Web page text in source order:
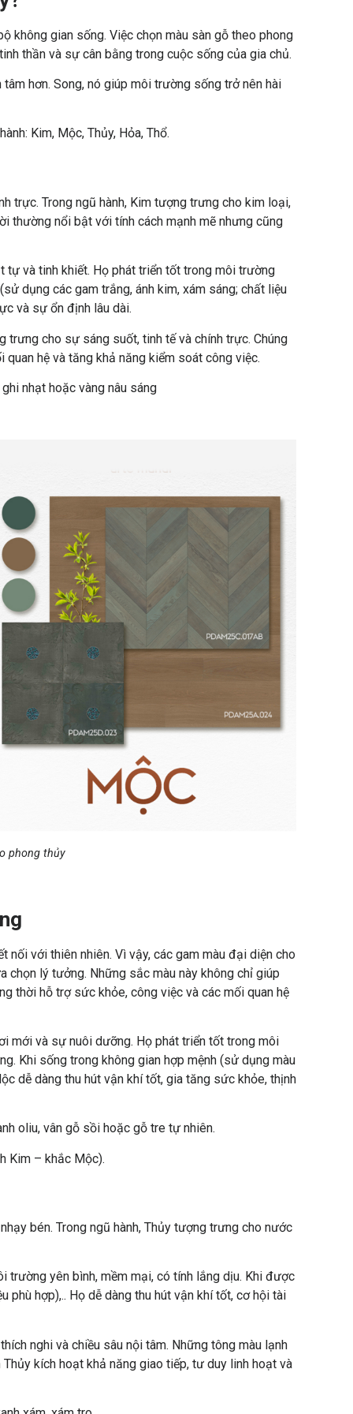
không gian sống. Việc chọn màu sàn gỗ theo phong
thần và sự cân bằng trong cuộc sống của gia chủ.
hơn. Song, nó giúp môi trường sống trở nên hài
Kim, Mộc, Thủy, Hỏa, Thổ.
trực. Trong ngũ hành, Kim tượng trưng cho kim loại,
thường nổi bật với tính cách mạnh mẽ nhưng cũng
tự và tinh khiết. Họ phát triển tốt trong môi trường
dụng các gam trắng, ánh kim, xám sáng; chất liệu
và sự ổn định lâu dài.
trưng cho sự sáng suốt, tinh tế và chính trực. Chúng
hệ và tăng khả năng kiểm soát công việc.
nhạt hoặc vàng nâu sáng
phong thủy
với thiên nhiên. Vì vậy, các gam màu đại diện cho
chọn lý tưởng. Những sắc màu này không chỉ giúp
thời hỗ trợ sức khỏe, công việc và các mối quan hệ
mới và sự nuôi dưỡng. Họ phát triển tốt trong môi
Khi sống trong không gian hợp mệnh (sử dụng màu
dễ dàng thu hút vận khí tốt, gia tăng sức khỏe, thịnh
oliu, vân gỗ sồi hoặc gỗ tre tự nhiên.
Kim – khắc Mộc).
bén. Trong ngũ hành, Thủy tượng trưng cho nước
trường yên bình, mềm mại, có tính lắng dịu. Khi được
phù hợp),.. Họ dễ dàng thu hút vận khí tốt, cơ hội tài
nghi và chiều sâu nội tâm. Những tông màu lạnh
kích hoạt khả năng giao tiếp, tư duy linh hoạt và